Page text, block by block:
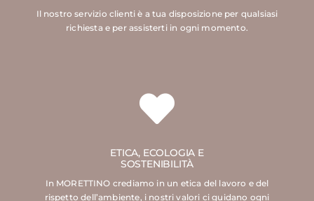
Il nostro servizio clienti è a tua disposizione per qualsiasi
richiesta e per assisterti in ogni momento.
ETICA, ECOLOGIA E
SOSTENIBILITÀ
In MORETTINO crediamo in un etica del lavoro e del
rispetto dell’ambiente, i nostri valori ci guidano ogni